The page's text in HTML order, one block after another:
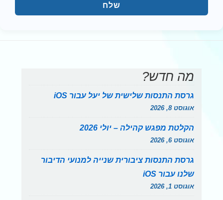
שלח
מה חדש?
גרסת התנסות שלישית של יעל עבור iOS
אוגוסט 8, 2026
הקלטת מפגש קהילה – יולי 2026
אוגוסט 6, 2026
גרסת התנסות ציבורית שנייה למנועי הדיבור
שלנו עבור iOS
אוגוסט 1, 2026